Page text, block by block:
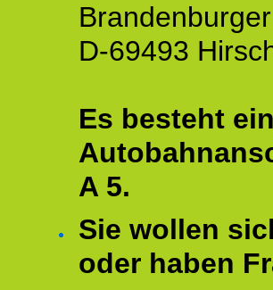
D-69493
Es besteht ein
A 5.
Sie wollen
oder haben